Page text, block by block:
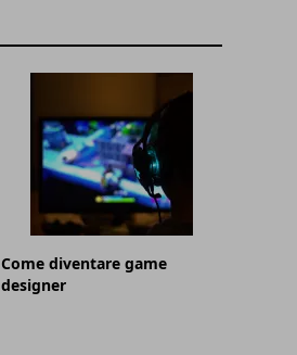
Come diventare game
designer